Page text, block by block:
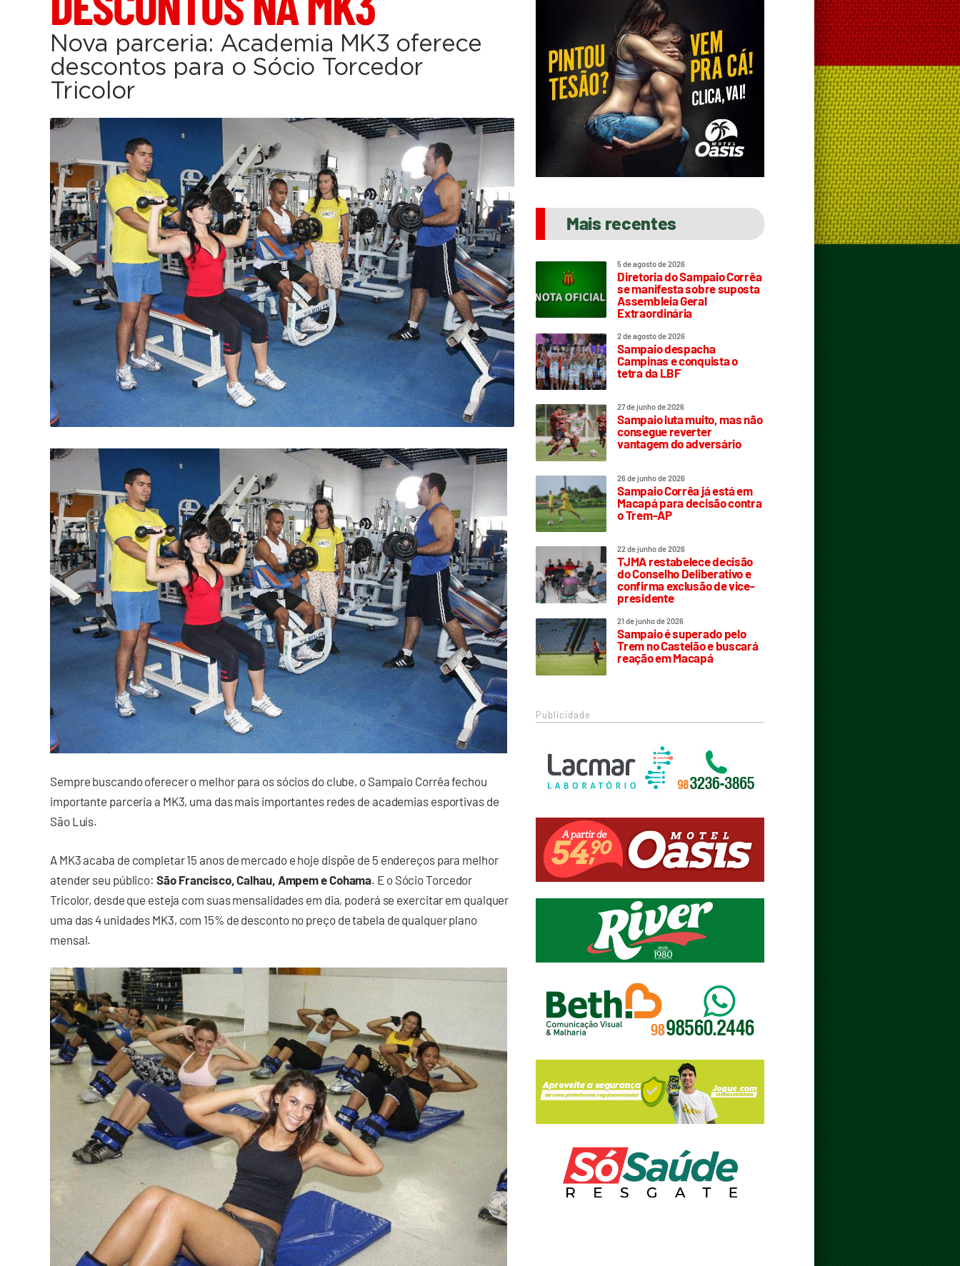
Nova parceria: Academia MK3 oferece
descontos para o Sócio Torcedor
Tricolor
Sempre buscando oferecer o melhor para os sócios do clube, o Sampaio Corrêa fechou
importante parceria a MK3, uma das mais importantes redes de academias esportivas de
São Luís.
A MK3 acaba de completar 15 anos de mercado e hoje dispõe de 5 endereços para melhor
atender seu público: São Francisco, Calhau, Ampem e Cohama. E o Sócio Torcedor
Tricolor, desde que esteja com suas mensalidades em dia, poderá se exercitar em qualquer
uma das 4 unidades MK3, com 15% de desconto no preço de tabela de qualquer plano
mensal.
Mais recentes
5 de agosto de 2026
Diretoria do Sampaio Corrêa
se manifesta sobre suposta
Assembleia Geral
Extraordinária
2 de agosto de 2026
Sampaio despacha
Campinas e conquista o
tetra da LBF
27 de junho de 2026
Sampaio luta muito, mas não
consegue reverter
vantagem do adversário
26 de junho de 2026
Sampaio Corrêa já está em
Macapá para decisão contra
o Trem-AP
22 de junho de 2026
TJMA restabelece decisão
do Conselho Deliberativo e
confirma exclusão de vice-
presidente
21 de junho de 2026
Sampaio é superado pelo
Trem no Castelão e buscará
reação em Macapá
Publicidade